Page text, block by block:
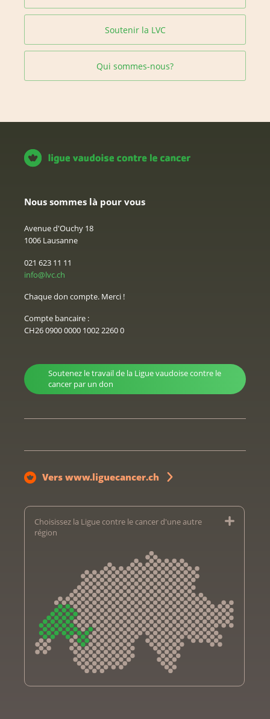
Soutenir la LVC
Qui sommes-nous?
Nous sommes là pour vous
Avenue d'Ouchy 18
1006 Lausanne
021 623 11 11
info@lvc.ch
Chaque don compte. Merci !
Compte bancaire :
CH26 0900 0000 1002 2260 0
Soutenez le travail de la Ligue vaudoise contre le
cancer par un don
Vers www.liguecancer.ch
Choisissez la Ligue contre le cancer d'une autre
région